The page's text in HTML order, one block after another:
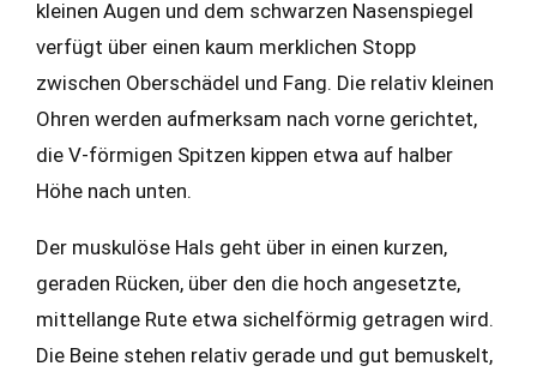
kleinen Augen und dem schwarzen Nasenspiegel
verfügt über einen kaum merklichen Stopp
zwischen Oberschädel und Fang. Die relativ kleinen
Ohren werden aufmerksam nach vorne gerichtet,
die V-förmigen Spitzen kippen etwa auf halber
Höhe nach unten.
Der muskulöse Hals geht über in einen kurzen,
geraden Rücken, über den die hoch angesetzte,
mittellange Rute etwa sichelförmig getragen wird.
Die Beine stehen relativ gerade und gut bemuskelt,